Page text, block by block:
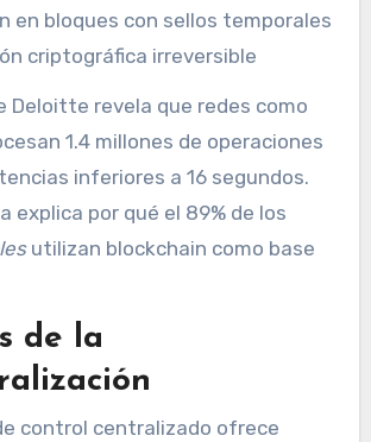
en bloques con sellos temporales
criptográfica irreversible
Deloitte revela que redes como
1.4 millones de operaciones
inferiores a 16 segundos.
explica por qué el 89% de los
utilizan blockchain como base
de la
control centralizado ofrece